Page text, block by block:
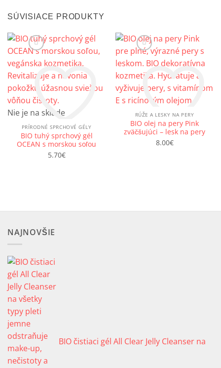
SÚVISIACE PRODUKTY
Pridať do zoznamu prianí
Nie je na sklade
PRÍRODNÉ SPRCHOVÉ GÉLY
BIO tuhý sprchový gél
OCEAN s morskou soľou
5.70€
Pridať do zoznamu prianí
RÚŽE A LESKY NA PERY
BIO olej na pery Pink
zväčšujúci – lesk na pery
8.00€
NAJNOVŠIE
BIO čistiaci gél All Clear Jelly Cleanser na